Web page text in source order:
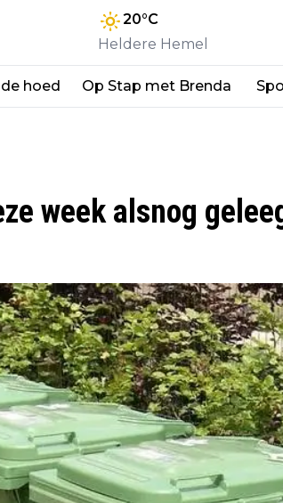
20°C
Heldere Hemel
hoed Op Stap met Brenda
week alsnog